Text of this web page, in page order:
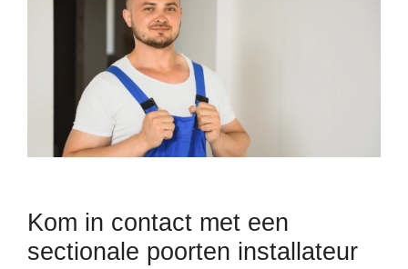
Kom in contact met een
sectionale poorten installateur